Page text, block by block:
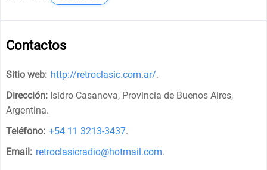
Contactos
Sitio web: http://retroclasic.com.ar/.
Dirección: Isidro Casanova, Provincia de Buenos Aires,
Argentina.
Teléfono: +54 11 3213-3437.
Email: retroclasicradio@hotmail.com.